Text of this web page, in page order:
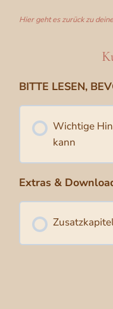
Hier geht es zurück zu
BITTE LESEN,
Wichtige
kann
Extras &